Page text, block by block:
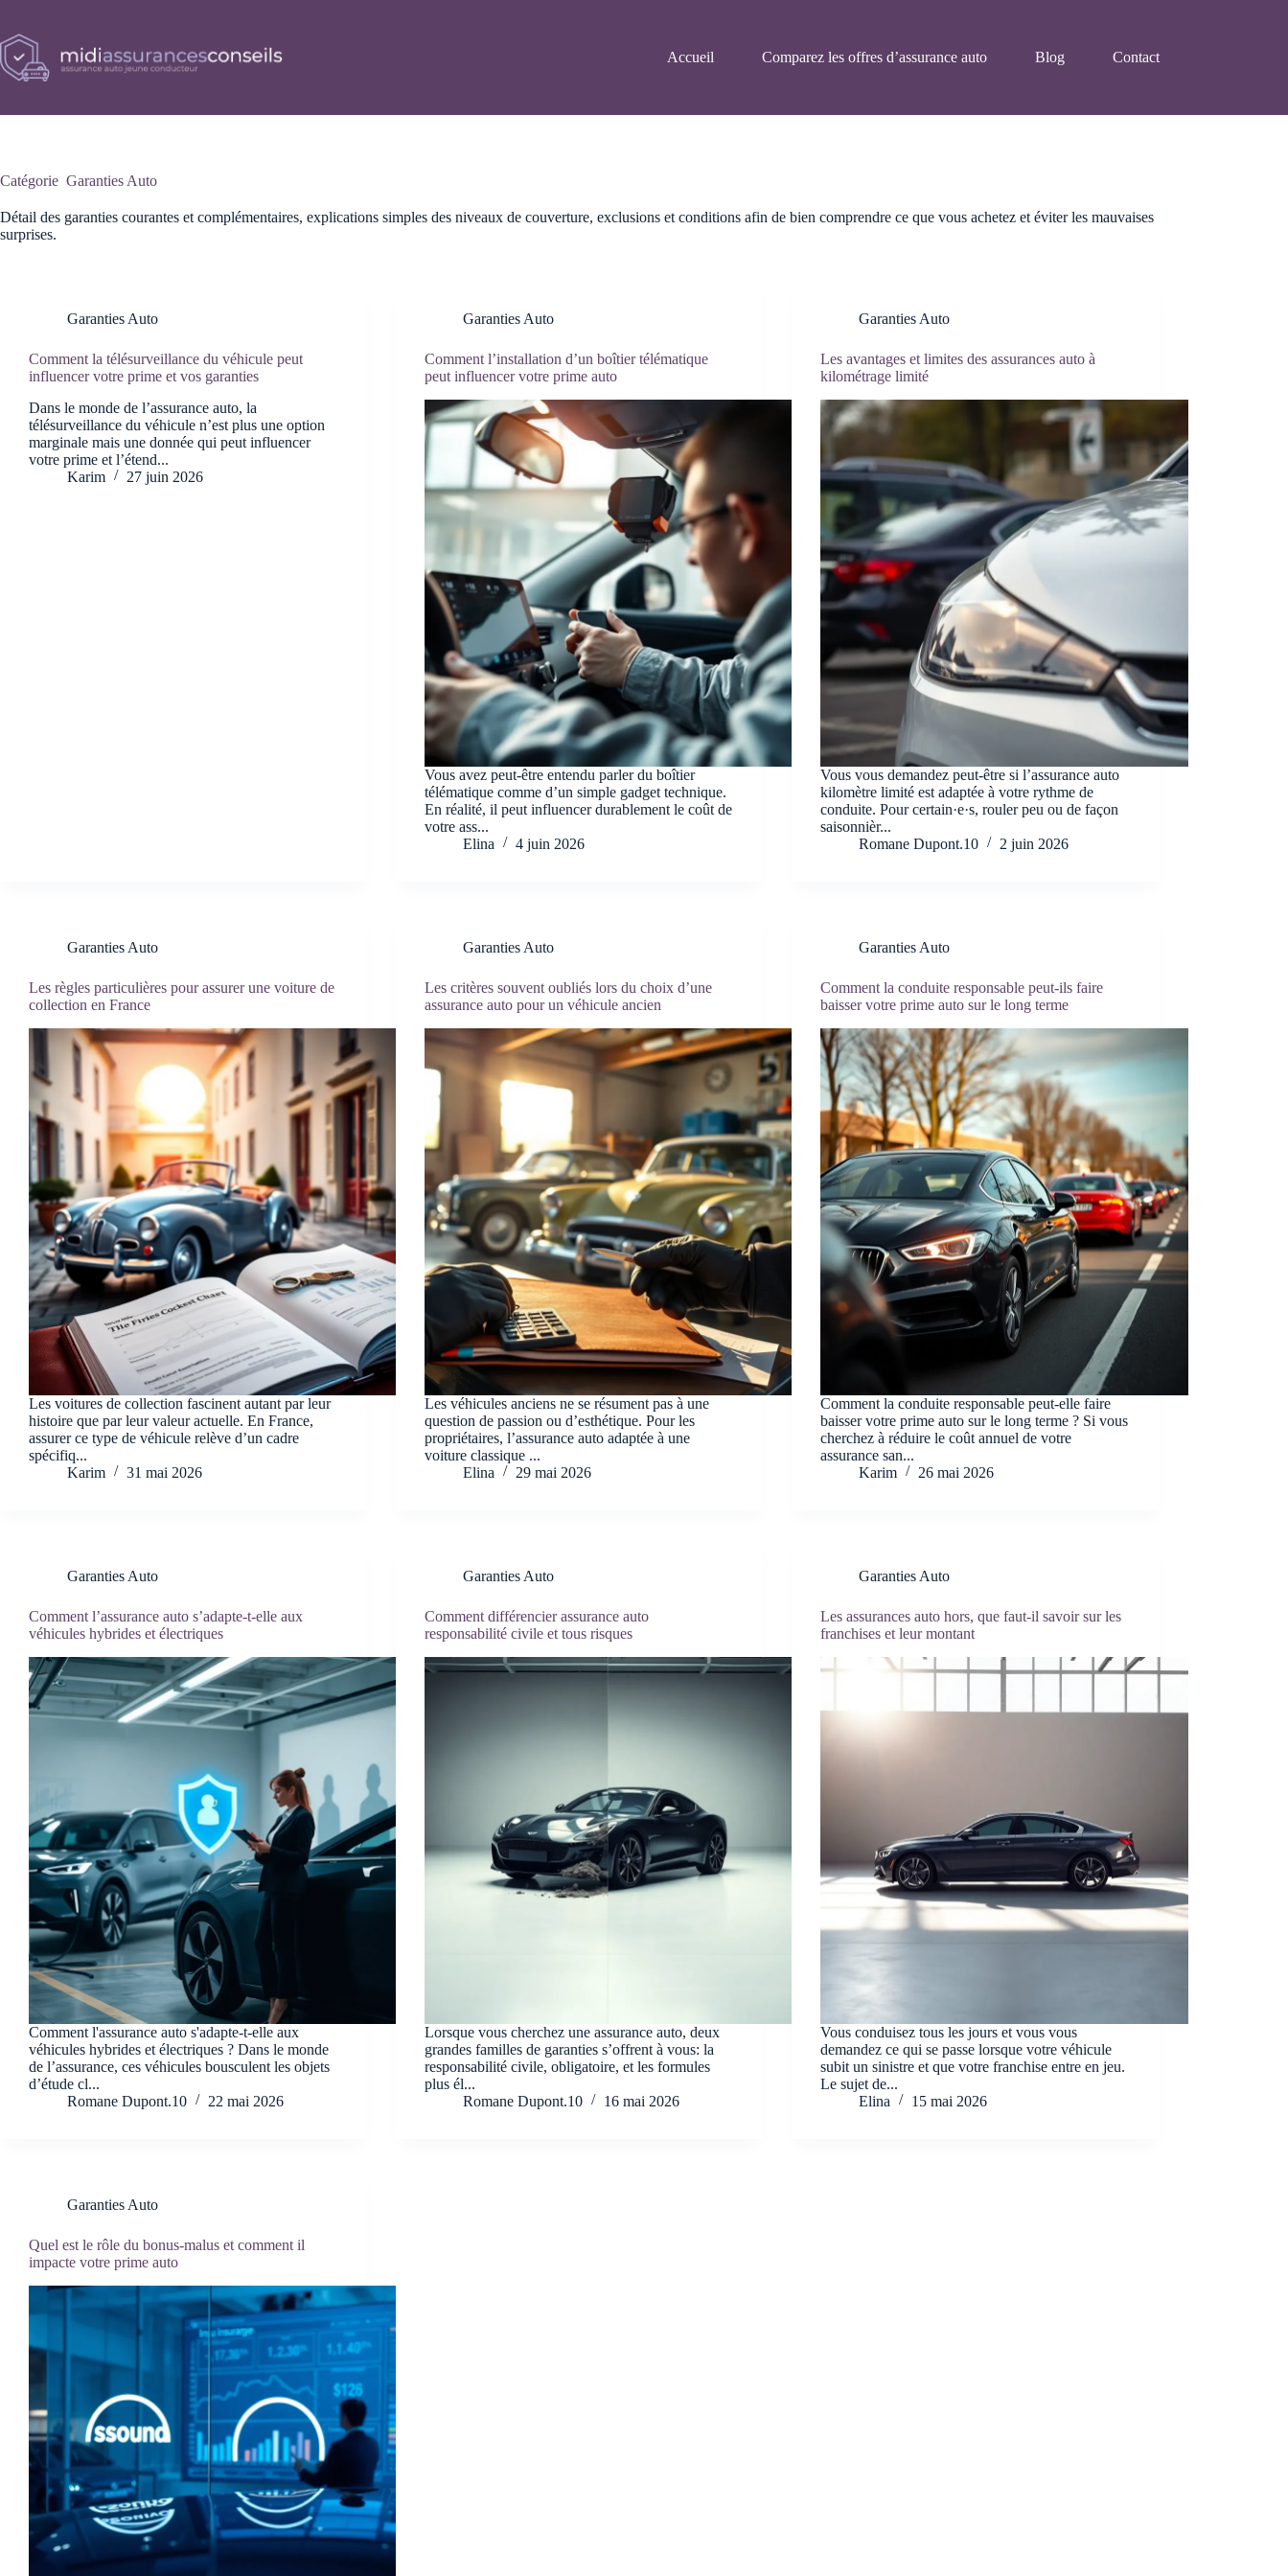
contenu
Accueil
Comparez les offres d’assurance auto Blog Contact
Catégorie Garanties Auto
Détail des garanties courantes et complémentaires, explications simples des niveaux de couverture, exclusions et conditions afin de bien comprendre ce que vous achetez et éviter les mauvaises
surprises.
Garanties Auto
Comment la télésurveillance du véhicule peut
influencer votre prime et vos garanties
Dans le monde de l’assurance auto, la
télésurveillance du véhicule n’est plus une option
marginale mais une donnée qui peut influencer
votre prime et l’étend...
Karim
27 juin 2026
Garanties Auto
Comment l’installation d’un boîtier télématique
peut influencer votre prime auto
Vous avez peut-être entendu parler du boîtier
télématique comme d’un simple gadget technique.
En réalité, il peut influencer durablement le coût de
votre ass...
Elina
4 juin 2026
Garanties Auto
Les avantages et limites des assurances auto à
kilométrage limité
Vous vous demandez peut-être si l’assurance auto
kilomètre limité est adaptée à votre rythme de
conduite. Pour certain·e·s, rouler peu ou de façon
saisonnièr...
Romane Dupont.10
2 juin 2026
Garanties Auto
Les règles particulières pour assurer une voiture de
collection en France
Les voitures de collection fascinent autant par leur
histoire que par leur valeur actuelle. En France,
assurer ce type de véhicule relève d’un cadre
spécifiq...
Karim
31 mai 2026
Garanties Auto
Les critères souvent oubliés lors du choix d’une
assurance auto pour un véhicule ancien
Les véhicules anciens ne se résument pas à une
question de passion ou d’esthétique. Pour les
propriétaires, l’assurance auto adaptée à une
voiture classique ...
Elina
29 mai 2026
Garanties Auto
Comment la conduite responsable peut-ils faire
baisser votre prime auto sur le long terme
Comment la conduite responsable peut-elle faire
baisser votre prime auto sur le long terme ? Si vous
cherchez à réduire le coût annuel de votre
assurance san...
Karim
26 mai 2026
Garanties Auto
Comment l’assurance auto s’adapte-t-elle aux
véhicules hybrides et électriques
Comment l'assurance auto s'adapte-t-elle aux
véhicules hybrides et électriques ? Dans le monde
de l’assurance, ces véhicules bousculent les objets
d’étude cl...
Romane Dupont.10
22 mai 2026
Garanties Auto
Comment différencier assurance auto
responsabilité civile et tous risques
Lorsque vous cherchez une assurance auto, deux
grandes familles de garanties s’offrent à vous: la
responsabilité civile, obligatoire, et les formules
plus él...
Romane Dupont.10
16 mai 2026
Garanties Auto
Les assurances auto hors, que faut-il savoir sur les
franchises et leur montant
Vous conduisez tous les jours et vous vous
demandez ce qui se passe lorsque votre véhicule
subit un sinistre et que votre franchise entre en jeu.
Le sujet de...
Elina
15 mai 2026
Garanties Auto
Quel est le rôle du bonus-malus et comment il
impacte votre prime auto